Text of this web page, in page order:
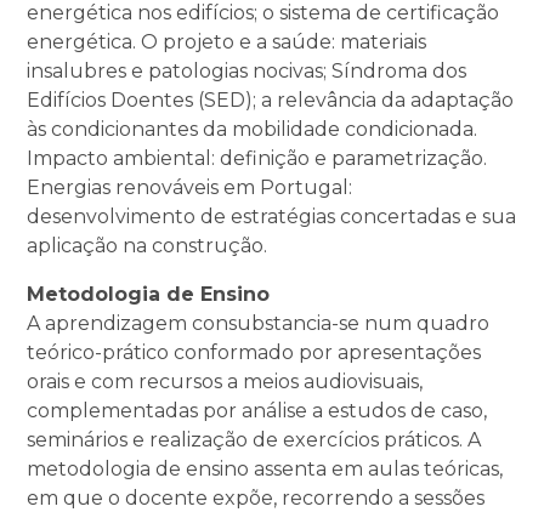
energética nos edifícios; o sistema de certificação
energética. O projeto e a saúde: materiais
insalubres e patologias nocivas; Síndroma dos
Edifícios Doentes (SED); a relevância da adaptação
às condicionantes da mobilidade condicionada.
Impacto ambiental: definição e parametrização.
Energias renováveis em Portugal:
desenvolvimento de estratégias concertadas e sua
aplicação na construção.
Metodologia de Ensino
A aprendizagem consubstancia-se num quadro
teórico-prático conformado por apresentações
orais e com recursos a meios audiovisuais,
complementadas por análise a estudos de caso,
seminários e realização de exercícios práticos. A
metodologia de ensino assenta em aulas teóricas,
em que o docente expõe, recorrendo a sessões